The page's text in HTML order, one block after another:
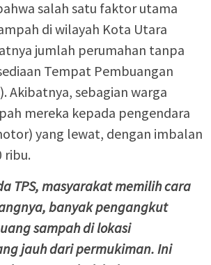
salah satu faktor utama
di wilayah Kota Utara
jumlah perumahan tanpa
Tempat Pembuangan
Akibatnya, sebagian warga
mereka kepada pengendara
yang lewat, dengan imbalan
ribu.
TPS, masyarakat memilih cara
banyak pengangkut
sampah di lokasi
jauh dari permukiman. Ini